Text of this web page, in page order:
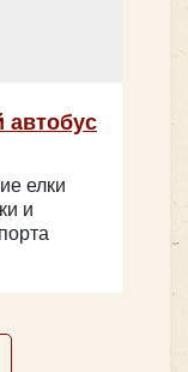
автобус
елки
и